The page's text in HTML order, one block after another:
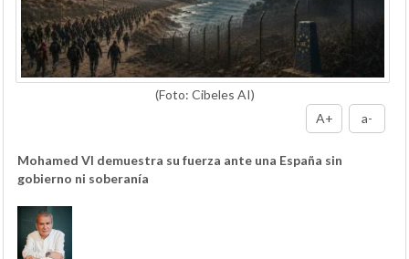
(Foto: Cibeles AI)
A+
a-
Mohamed VI demuestra su fuerza ante una España sin
gobierno ni soberanía